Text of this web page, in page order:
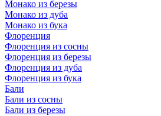
Монако из березы
Монако из дуба
Монако из бука
Флоренция
Флоренция из сосны
Флоренция из березы
Флоренция из дуба
Флоренция из бука
Бали
Бали из сосны
Бали из березы